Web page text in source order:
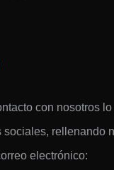
con nosotros
sociales, rellenando
electrónico: